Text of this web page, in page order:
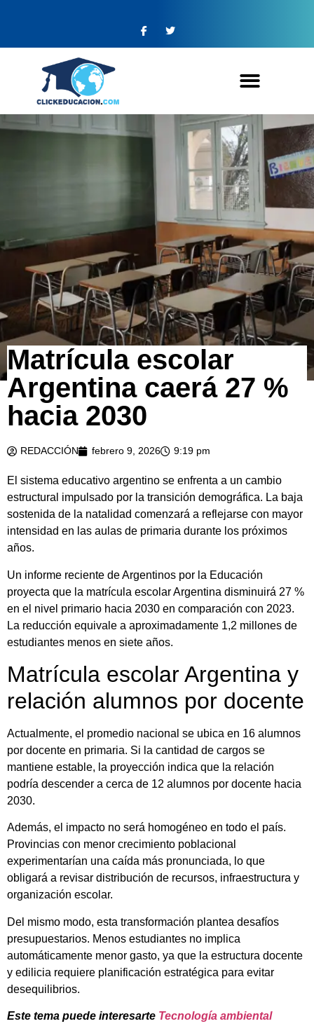
Matrícula escolar
Argentina caerá 27 %
hacia 2030
REDACCIÓN febrero 9, 2026 9:19 pm
El sistema educativo argentino se enfrenta a un cambio
estructural impulsado por la transición demográfica. La baja
sostenida de la natalidad comenzará a reflejarse con mayor
intensidad en las aulas de primaria durante los próximos
años.
Un informe reciente de Argentinos por la Educación
proyecta que la matrícula escolar Argentina disminuirá 27 %
en el nivel primario hacia 2030 en comparación con 2023.
La reducción equivale a aproximadamente 1,2 millones de
estudiantes menos en siete años.
Matrícula escolar Argentina y
relación alumnos por docente
Actualmente, el promedio nacional se ubica en 16 alumnos
por docente en primaria. Si la cantidad de cargos se
mantiene estable, la proyección indica que la relación
podría descender a cerca de 12 alumnos por docente hacia
2030.
Además, el impacto no será homogéneo en todo el país.
Provincias con menor crecimiento poblacional
experimentarían una caída más pronunciada, lo que
obligará a revisar distribución de recursos, infraestructura y
organización escolar.
Del mismo modo, esta transformación plantea desafíos
presupuestarios. Menos estudiantes no implica
automáticamente menor gasto, ya que la estructura docente
y edilicia requiere planificación estratégica para evitar
desequilibrios.
Este tema puede interesarte Tecnología ambiental